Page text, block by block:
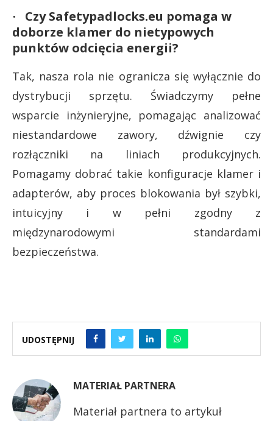
·
Czy Safetypadlocks.eu pomaga w
doborze klamer do nietypowych
punktów odcięcia energii?
Tak, nasza rola nie ogranicza się wyłącznie do
dystrybucji sprzętu. Świadczymy pełne
wsparcie inżynieryjne, pomagając analizować
niestandardowe zawory, dźwignie czy
rozłączniki na liniach produkcyjnych.
Pomagamy dobrać takie konfiguracje klamer i
adapterów, aby proces blokowania był szybki,
intuicyjny i w pełni zgodny z
międzynarodowymi standardami
bezpieczeństwa.
UDOSTĘPNIJ
MATERIAŁ PARTNERA
Materiał partnera to artykuł